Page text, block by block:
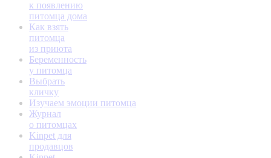
к появлению
питомца дома
Как взять
питомца
из приюта
Беременность
у питомца
Выбрать
кличку
Изучаем эмоции питомца
Журнал
о питомцах
Kinpet для
продавцов